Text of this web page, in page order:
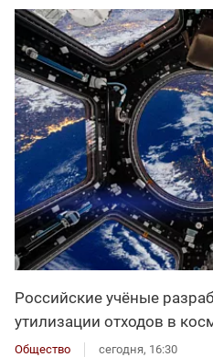
Российские учёные
утилизации отходов в
Общество сегодня, 16:30